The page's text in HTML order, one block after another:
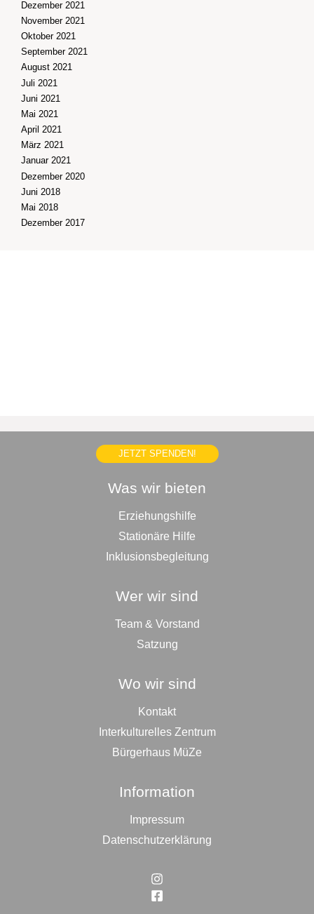
Dezember 2021
November 2021
Oktober 2021
September 2021
August 2021
Juli 2021
Juni 2021
Mai 2021
April 2021
März 2021
Januar 2021
Dezember 2020
Juni 2018
Mai 2018
Dezember 2017
JETZT SPENDEN!
Was wir bieten
Erziehungshilfe
Stationäre Hilfe
Inklusionsbegleitung
Wer wir sind
Team & Vorstand
Satzung
Wo wir sind
Kontakt
Interkulturelles Zentrum
Bürgerhaus MüZe
Information
Impressum
Datenschutzerklärung